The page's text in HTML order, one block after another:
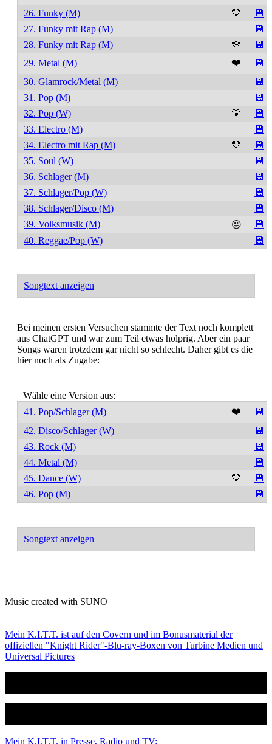
26. Funky (M)
💛
💾
27. Funky mit Rap (M)
💾
28. Funky mit Rap (M)
💛
💾
29. Metal (M)
❤️
💾
30. Glamrock/Metal (M)
💾
31. Pop (M)
💾
32. Pop (W)
💛
💾
33. Electro (M)
💾
34. Electro mit Rap (M)
💛
💾
35. Soul (W)
💾
36. Schlager (M)
💾
37. Schlager/Pop (W)
💾
38. Schlager/Disco (M)
💾
39. Volksmusik (M)
😜
💾
40. Reggae/Pop (W)
💾
Songtext anzeigen
Bei meinen ersten Versuchen stammte der Text noch komplett
aus ChatGPT und war zum Teil etwas holprig. Aber ein paar
Songs waren trotzdem gar nicht so schlecht. Daher gibt es die
hier noch als Zugabe:
Wähle eine Version aus:
41. Pop/Schlager (M)
❤️
💾
42. Disco/Schlager (W)
💾
43. Rock (M)
💾
44. Metal (M)
💾
45. Dance (W)
💛
💾
46. Pop (M)
💾
Songtext anzeigen
Music created with SUNO
Mein K.I.T.T. ist auf den Covern und im Bonusmaterial der
offiziellen "Knight Rider"-Blu-ray-Boxen von Turbine Medien und
Universal Pictures
Mein K.I.T.T. in Presse, Radio und TV: